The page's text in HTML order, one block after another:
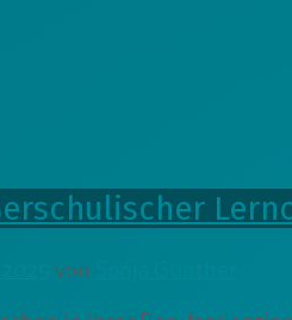
von